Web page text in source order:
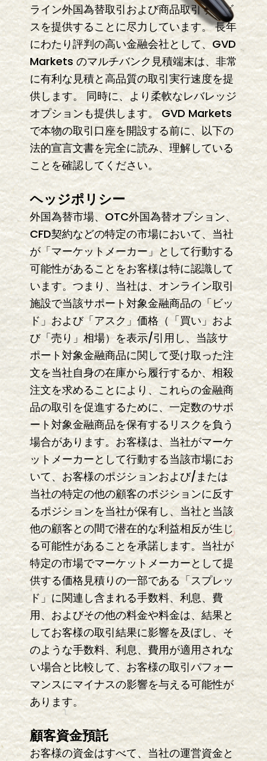
ライン外国為替取引および商品取引サービ
スを提供することに尽力しています。 長年
にわたり評判の高い金融会社として、GVD
Markets のマルチバンク見積端末は、非常
に有利な見積と高品質の取引実行速度を提
供します。 同時に、より柔軟なレバレッジ
オプションも提供します。 GVD Markets
で本物の取引口座を開設する前に、以下の
法的宣言文書を完全に読み、理解している
ことを確認してください。
ヘッジポリシー
外国為替市場、OTC外国為替オプション、
CFD契約などの特定の市場において、当社
が「マーケットメーカー」として行動する
可能性があることをお客様は特に認識して
います。つまり、当社は、オンライン取引
施設で当該サポート対象金融商品の「ビッ
ド」および「アスク」価格（「買い」およ
び「売り」相場）を表示/引用し、当該サ
ポート対象金融商品に関して受け取った注
文を当社自身の在庫から履行するか、相殺
注文を求めることにより、これらの金融商
品の取引を促進するために、一定数のサポ
ート対象金融商品を保有するリスクを負う
場合があります。お客様は、当社がマーケ
ットメーカーとして行動する当該市場にお
いて、お客様のポジションおよび/または
当社の特定の他の顧客のポジションに反す
るポジションを当社が保有し、当社と当該
他の顧客との間で潜在的な利益相反が生じ
る可能性があることを承諾します。当社が
特定の市場でマーケットメーカーとして提
供する価格見積りの一部である「スプレッ
ド」に関連し含まれる手数料、利息、費
用、およびその他の料金や料金は、結果と
してお客様の取引結果に影響を及ぼし、そ
のような手数料、利息、費用が適用されな
い場合と比較して、お客様の取引パフォー
マンスにマイナスの影響を与える可能性が
あります。
顧客資金預託
お客様の資金はすべて、当社の運営資金と